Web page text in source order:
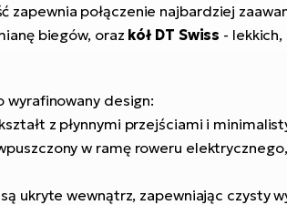
zapewnia połączenie najbardziej
biegów, oraz kół DT Swiss -
wyrafinowany design:
z płynnymi przejściami i
w ramę roweru
ukryte wewnątrz, zapewniając czysty